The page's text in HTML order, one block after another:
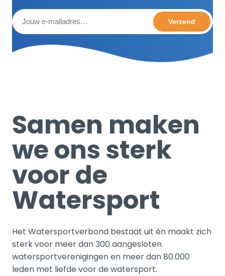
Samen maken
we ons sterk
voor de
Watersport
Het Watersportverbond bestaat uit én maakt zich
sterk voor meer dan 300 aangesloten
watersportverenigingen en meer dan 80.000
leden met liefde voor de watersport.